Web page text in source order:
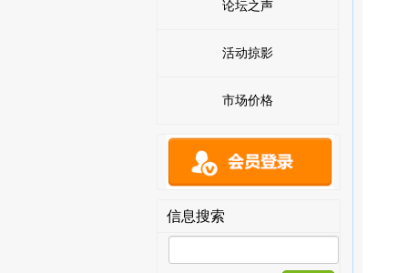
论坛之声
活动掠影
市场价格
信息搜索